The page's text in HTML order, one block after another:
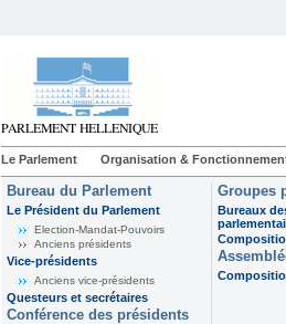
Le Parlement Organisation &
Bureau du Parlement
Le Président du Parlement
Election-Mandat-Pouvoirs
Anciens présidents
Vice-présidents
Anciens vice-présidents
Questeurs et secrétaires
Conférence des présidents
Groupes
Bureaux